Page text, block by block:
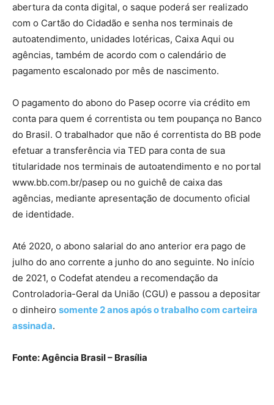
abertura da conta digital, o saque poderá ser realizado
com o Cartão do Cidadão e senha nos terminais de
autoatendimento, unidades lotéricas, Caixa Aqui ou
agências, também de acordo com o calendário de
pagamento escalonado por mês de nascimento.
O pagamento do abono do Pasep ocorre via crédito em
conta para quem é correntista ou tem poupança no Banco
do Brasil. O trabalhador que não é correntista do BB pode
efetuar a transferência via TED para conta de sua
titularidade nos terminais de autoatendimento e no portal
www.bb.com.br/pasep ou no guichê de caixa das
agências, mediante apresentação de documento oficial
de identidade.
Até 2020, o abono salarial do ano anterior era pago de
julho do ano corrente a junho do ano seguinte. No início
de 2021, o Codefat atendeu a recomendação da
Controladoria-Geral da União (CGU) e passou a depositar
o dinheiro somente 2 anos após o trabalho com carteira
assinada.
Fonte: Agência Brasil – Brasília